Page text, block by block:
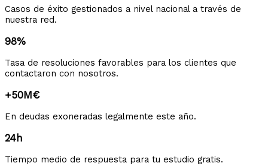
Casos de éxito gestionados a nivel nacional a través de
nuestra red.
98%
Tasa de resoluciones favorables para los clientes que
contactaron con nosotros.
+50M€
En deudas exoneradas legalmente este año.
24h
Tiempo medio de respuesta para tu estudio gratis.